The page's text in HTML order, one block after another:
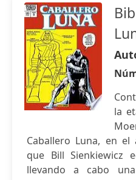
la
Caballero Luna, en
que Bill Sienkiewicz
llevando a cabo